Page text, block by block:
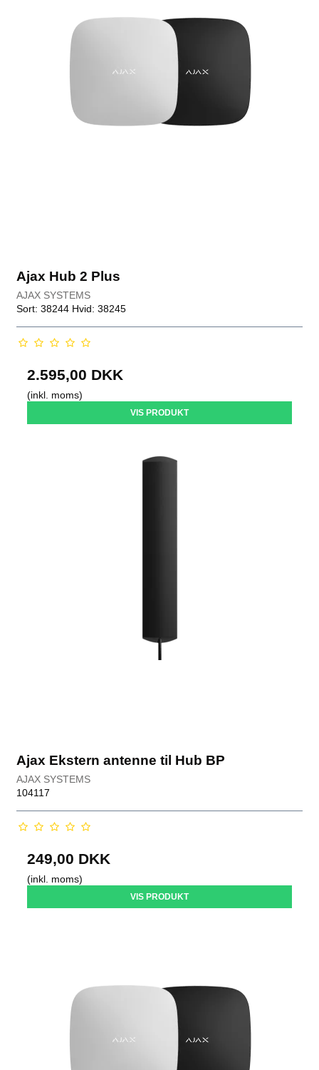
Ajax Hub 2 Plus
AJAX SYSTEMS
Sort: 38244 Hvid: 38245
2.595,00 DKK
(inkl. moms)
VIS PRODUKT
Ajax Ekstern antenne til Hub BP
AJAX SYSTEMS
104117
249,00 DKK
(inkl. moms)
VIS PRODUKT